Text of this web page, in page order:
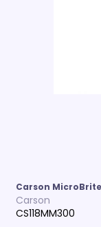
Carson
Carson
CS118MM300